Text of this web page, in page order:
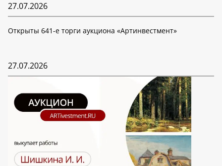
27.07.2026
Открыты 641-е торги аукциона «Артинвестмент»
27.07.2026